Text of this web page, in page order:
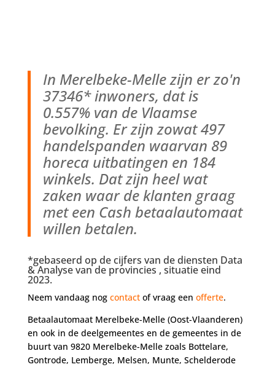
In Merelbeke-Melle zijn er zo'n
37346* inwoners, dat is
0.557% van de Vlaamse
bevolking. Er zijn zowat 497
handelspanden waarvan 89
horeca uitbatingen en 184
winkels. Dat zijn heel wat
zaken waar de klanten graag
met een Cash betaalautomaat
willen betalen.
*gebaseerd op de cijfers van de diensten Data
& Analyse van de provincies , situatie eind
2023.
Neem vandaag nog contactof vraag een offerte.
Betaalautomaat Merelbeke-Melle (Oost-Vlaanderen)
en ook in de deelgemeentes en de gemeentes in de
buurt van 9820 Merelbeke-Melle zoals Bottelare,
Gontrode, Lemberge, Melsen, Munte, Schelderode